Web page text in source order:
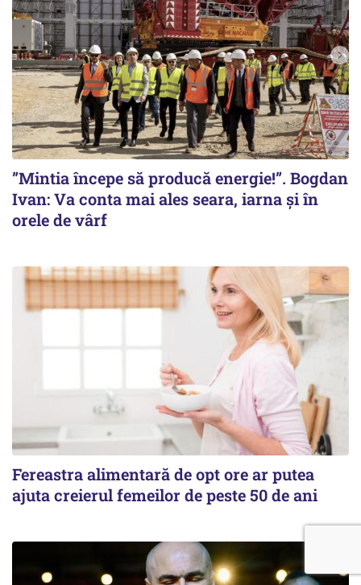
”Mintia începe să producă energie!”. Bogdan
Ivan: Va conta mai ales seara, iarna și în
orele de vârf
Fereastra alimentară de opt ore ar putea
ajuta creierul femeilor de peste 50 de ani